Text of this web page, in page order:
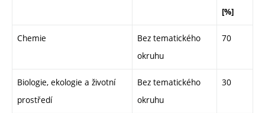
[%]
Chemie
Bez tematického
okruhu
70
Biologie, ekologie a životní
prostředí
Bez tematického
okruhu
30